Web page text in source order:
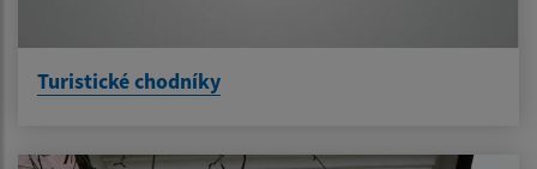
Turistické chodníky